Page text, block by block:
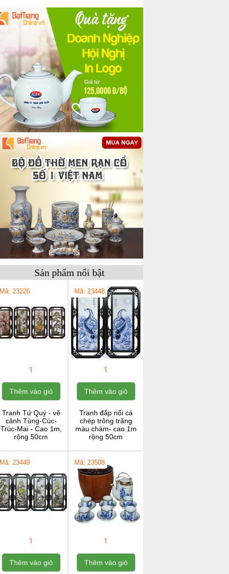
Sản phẩm nổi bật
Mã: 23226
1
Thêm vào giỏ
Tranh Tứ Quý - vẽ
cảnh Tùng-Cúc-
Trúc-Mai - Cao 1m,
rộng 50cm
Mã: 23448
1
Thêm vào giỏ
Tranh đắp nổi cá
chép trông trăng
màu chàm- cao 1m
rộng 50cm
Mã: 23449
1
Thêm vào giỏ
Mã: 23508
1
Thêm vào giỏ